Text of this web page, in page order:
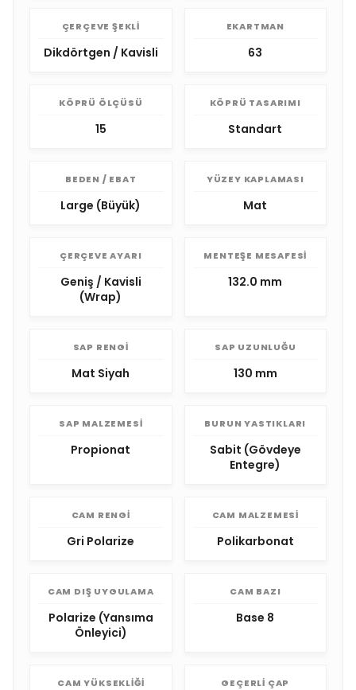
ÇERÇEVE ŞEKLI
Dikdörtgen / Kavisli
EKARTMAN
63
KÖPRÜ ÖLÇÜSÜ
15
KÖPRÜ TASARIMI
Standart
BEDEN / EBAT
Large (Büyük)
YÜZEY KAPLAMASI
Mat
ÇERÇEVE AYARI
Geniş / Kavisli
(Wrap)
MENTEŞE MESAFESI
132.0 mm
SAP RENGI
Mat Siyah
SAP UZUNLUĞU
130 mm
SAP MALZEMESI
Propionat
BURUN YASTIKLARI
Sabit (Gövdeye
Entegre)
CAM RENGI
Gri Polarize
CAM MALZEMESI
Polikarbonat
CAM DIŞ UYGULAMA
Polarize (Yansıma
Önleyici)
CAM BAZI
Base 8
CAM YÜKSEKLIĞI GEÇERLI ÇAP